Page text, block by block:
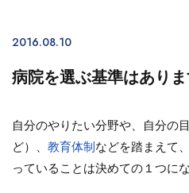
2016.08.10
病院を選ぶ基準はありま
自分のやりたい分野や、自分の
ど）、 教育体制などを踏まえて
っていることは決めての１つに